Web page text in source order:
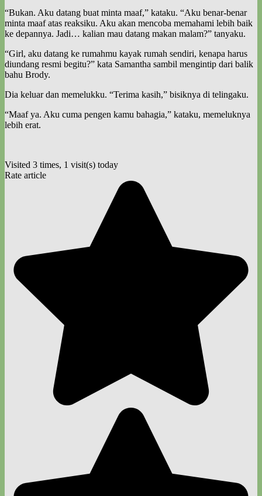
“Bukan. Aku datang buat minta maaf,” kataku. “Aku benar-benar
minta maaf atas reaksiku. Aku akan mencoba memahami lebih baik
ke depannya. Jadi… kalian mau datang makan malam?” tanyaku.
“Girl, aku datang ke rumahmu kayak rumah sendiri, kenapa harus
diundang resmi begitu?” kata Samantha sambil mengintip dari balik
bahu Brody.
Dia keluar dan memelukku. “Terima kasih,” bisiknya di telingaku.
“Maaf ya. Aku cuma pengen kamu bahagia,” kataku, memeluknya
lebih erat.
Visited 3 times, 1 visit(s) today
Rate article